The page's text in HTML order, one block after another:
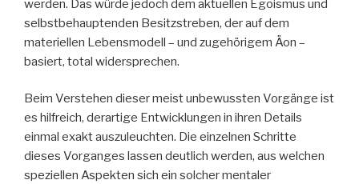
werden. Das würde jedoch dem aktuellen Egoismus und
selbstbehauptenden Besitzstreben, der auf dem
materiellen Lebensmodell – und zugehörigem Äon –
basiert, total widersprechen.
Beim Verstehen dieser meist unbewussten Vorgänge ist
es hilfreich, derartige Entwicklungen in ihren Details
einmal exakt auszuleuchten. Die einzelnen Schritte
dieses Vorganges lassen deutlich werden, aus welchen
speziellen Aspekten sich ein solcher mentaler